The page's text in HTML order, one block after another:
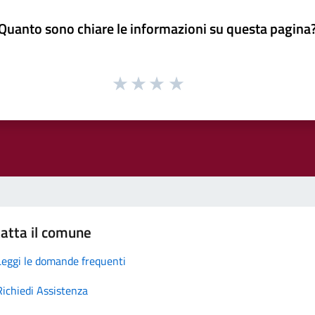
sono chiare le informazioni su questa
il comune
le domande frequenti
Assistenza